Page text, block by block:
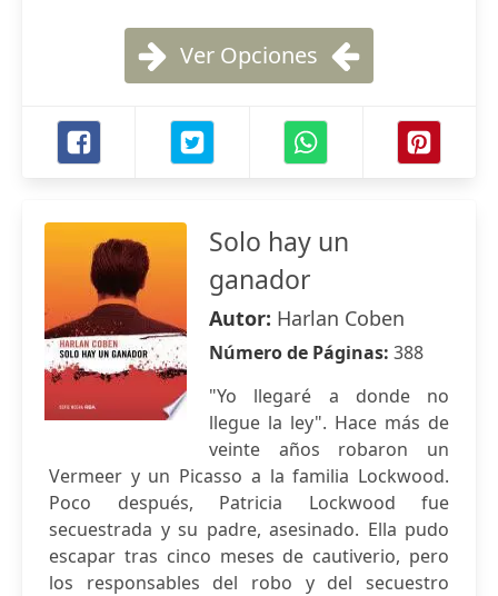
Ver Opciones
Solo hay un
ganador
Autor: Harlan Coben
Número de Páginas: 388
"Yo llegaré a donde no
llegue la ley". Hace más de
veinte años robaron un
Vermeer y un Picasso a la familia Lockwood.
Poco después, Patricia Lockwood fue
secuestrada y su padre, asesinado. Ella pudo
escapar tras cinco meses de cautiverio, pero
los responsables del robo y del secuestro